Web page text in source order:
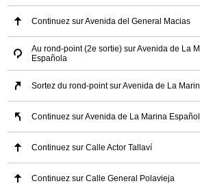
Continuez sur Avenida del General Macias
Au rond-point (2e sortie) sur Avenida de La
Española
Sortez du rond-point sur Avenida de La
Continuez sur Avenida de La Marina
Continuez sur Calle Actor Tallaví
Continuez sur Calle General Polavieja